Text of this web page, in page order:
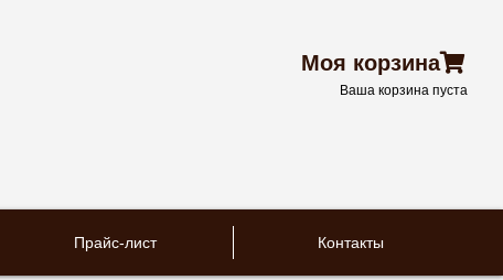
Моя корзина
Ваша корзина пуста
Прайс-лист Контакты